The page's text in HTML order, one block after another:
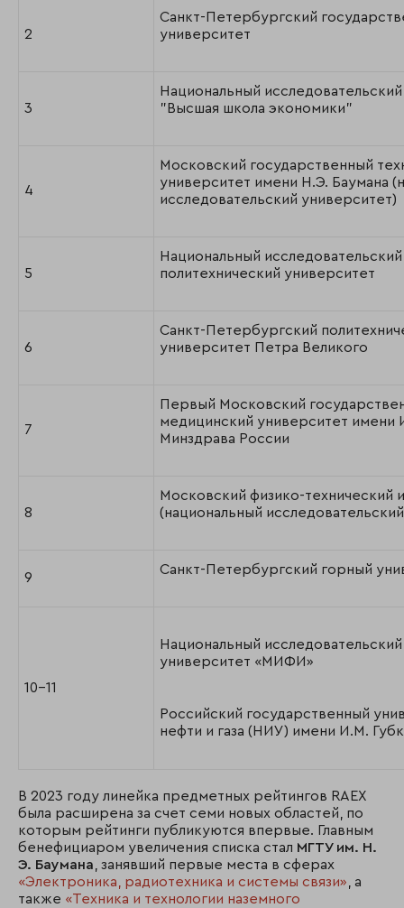
2
Санкт-Петербургский
университет
3
Национальный
"Высшая школа экономики"
4
Московский государственный
университет имени Н.Э. Баумана
исследовательский университет)
5
Национальный
политехнический университет
6
Санкт-Петербургский
университет Петра Великого
7
Первый Московский
медицинский университет имени
Минздрава России
8
Московский физико-технический
(национальный
9
Санкт-Петербургский горный
10-11
Национальный
университет «МИФИ»
Российский государственный
нефти и газа (НИУ) имени И.М.
В 2023 году линейка предметных рейтингов RAEX
была расширена за счет семи новых областей, по
которым рейтинги публикуются впервые. Главным
бенефициаром увеличения списка стал МГТУ им. Н.
Э. Баумана , занявший первые места в сферах
«Электроника, радиотехника и системы связи» , а
также «Техника и технологии наземного